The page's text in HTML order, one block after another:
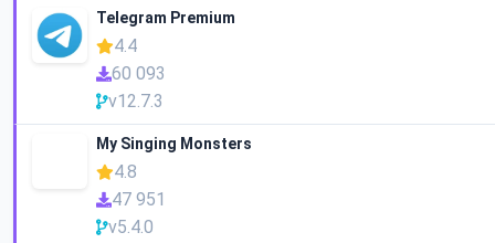
Telegram Premium
4.4
60 093
v12.7.3
My Singing Monsters
4.8
47 951
v5.4.0